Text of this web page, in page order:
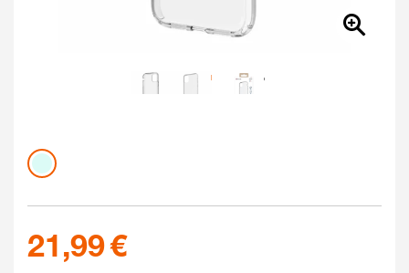
Couleur
Coloris disponibles
cristal
21,99 €